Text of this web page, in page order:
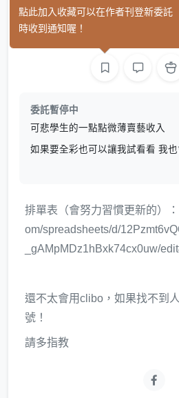
橙涼 (0)
委託暫停中
可悲學生的一點點微薄賣藝收入
如果要全彩也可以讓我試看看 我
排單表（會努力習慣更新的）
om/spreadsheets/d/
_gAMpMDz1hBxk74cx0uw/
還不太會用clibo，如果找不到
號！
請多指教
點此加入收藏可以在作者刊登新委託
時收到通知喔！